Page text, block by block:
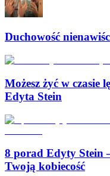
Duchowość
Możesz żyć w czasie
Edyta Stein
8 porad Edyty Stein
Twoją kobiecość